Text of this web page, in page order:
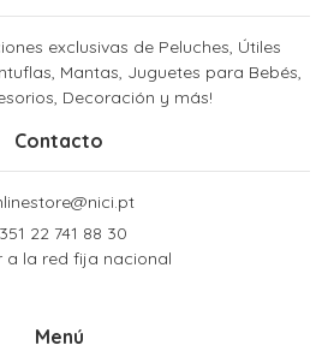
exclusivas de Peluches, Útiles
Mantas, Juguetes para Bebés,
Decoración y más!
Contacto
22 741 88 30
a la red fija nacional
Menú